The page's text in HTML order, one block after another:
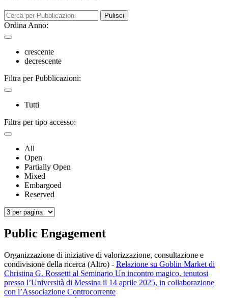
Pulisci
Ordina Anno:
crescente
decrescente
Filtra per Pubblicazioni:
Tutti
Filtra per tipo accesso:
All
Open
Partially Open
Mixed
Embargoed
Reserved
Public Engagement
Organizzazione di iniziative di valorizzazione, consultazione e
condivisione della ricerca (Altro) - Relazione su Goblin Market di
Christina G. Rossetti al Seminario Un incontro magico, tenutosi
presso l’Università di Messina il 14 aprile 2025, in collaborazione
con l’Associazione Controcorrente